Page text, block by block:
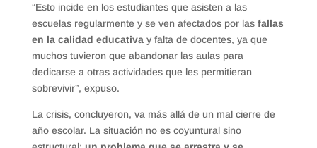
“Esto incide en los estudiantes que asisten a las
escuelas regularmente y se ven afectados por las fallas
en la calidad educativa y falta de docentes, ya que
muchos tuvieron que abandonar las aulas para
dedicarse a otras actividades que les permitieran
sobrevivir”, expuso.
La crisis, concluyeron, va más allá de un mal cierre de
año escolar. La situación no es coyuntural sino